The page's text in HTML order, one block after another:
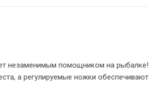
незаменимым помощником на рыбалке!
а регулируемые ножки обеспечивают